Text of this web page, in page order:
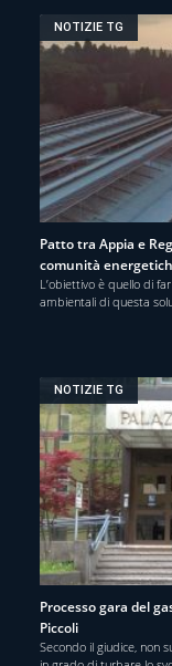
NOTIZIE TG
Patto tra Appia e
comunità
L’obiettivo è quello di
ambientali di questa
NOTIZIE TG
Processo gara del
Piccoli
Secondo il giudice, non